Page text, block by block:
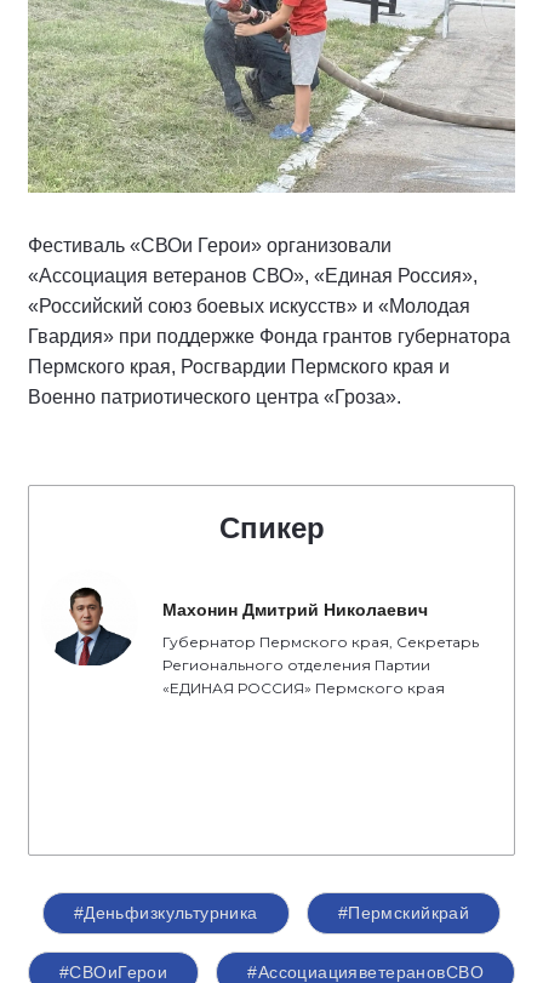
Фестиваль «СВОи Герои» организовали
«Ассоциация ветеранов СВО», «Единая Россия»,
«Российский союз боевых искусств» и «Молодая
Гвардия» при поддержке Фонда грантов губернатора
Пермского края, Росгвардии Пермского края и
Военно патриотического центра «Гроза».
Спикер
Махонин Дмитрий Николаевич
Губернатор Пермского края, Секретарь
Регионального отделения Партии
«ЕДИНАЯ РОССИЯ» Пермского края
#Деньфизкультурника #Пермскийкрай
#СВОиГерои #АссоциацияветерановСВО